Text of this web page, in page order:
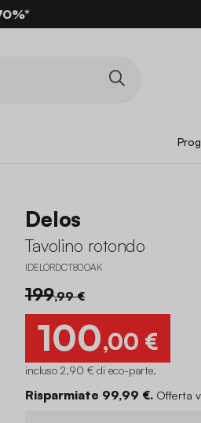
Delos
Tavolino rotondo
IDELORDCT80OAK
199,99 €
100,00 €
incluso 2,90 € di eco-parte.
Risparmiate 99,99 €. Offerta